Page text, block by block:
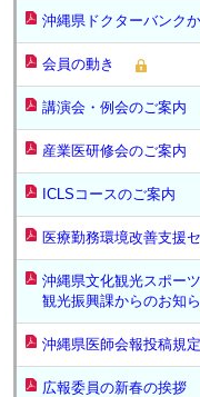
沖縄県ドクターバンク
会員の動き
講演会・例会のご案内
産業医研修会のご案内
ICLSコースのご案内
医療勤務環境改善支援
沖縄県文化観光スポー
観光振興課からのお知
沖縄県医師会報投稿規定
広報委員の新春の挨拶